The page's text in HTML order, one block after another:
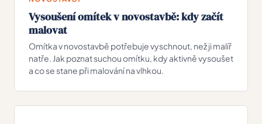
Vysoušení omítek v novostavbě: kdy začít
malovat
Omítka v novostavbě potřebuje vyschnout, než ji malíř
natře. Jak poznat suchou omítku, kdy aktivně vysoušet
a co se stane při malování na vlhkou.